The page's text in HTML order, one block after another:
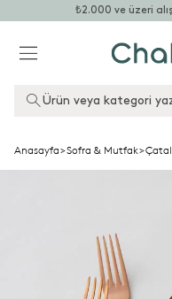
₺2.000 ve üzeri
Ürün veya kategori
Anasayfa>Sofra & Mutfak>Çatal